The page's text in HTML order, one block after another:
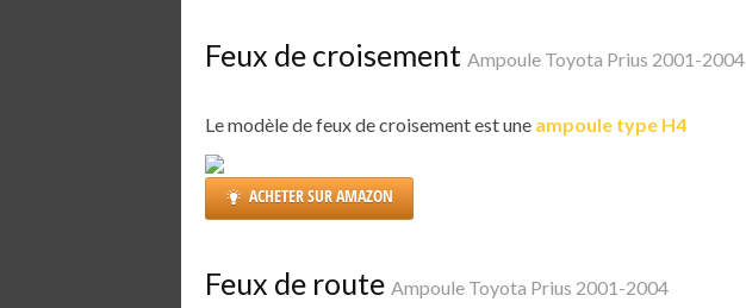
Feux de croisement Ampoule Toyota Prius 2001-2004
Le modèle de feux de croisement est une ampoule type H4
ACHETER SUR AMAZON
Feux de route Ampoule Toyota Prius 2001-2004